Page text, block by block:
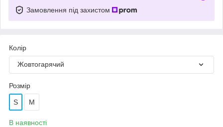
Замовлення під захистом
Колір
Жовтогарячий
Розмір
S M
В наявності